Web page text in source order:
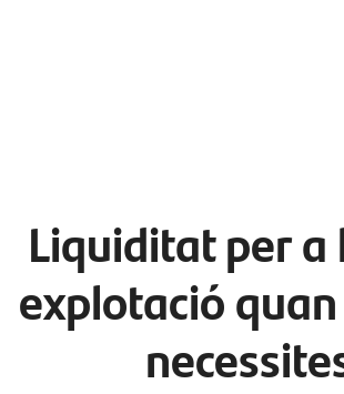
Liquiditat per a
explotació